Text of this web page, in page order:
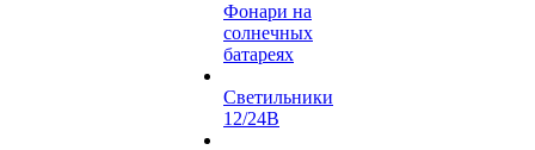
Фонари на
солнечных
батареях
Светильники
12/24В